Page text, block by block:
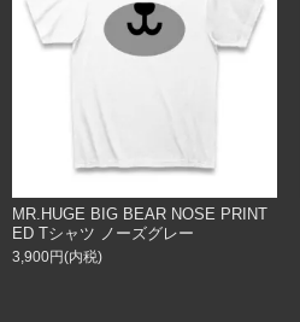
MR.HUGE BIG BEAR NOSE PRINT
ED Tシャツ ノーズグレー
3,900円(内税)